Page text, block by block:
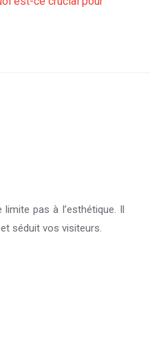
pas à l’esthétique. Il
séduit vos visiteurs.